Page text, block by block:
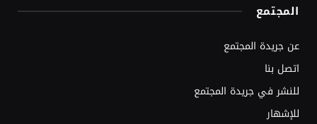
المجتمع
عن جريدة المجتمع
اتصل بنا
للنشر في جريدة المجتمع
للإشهار